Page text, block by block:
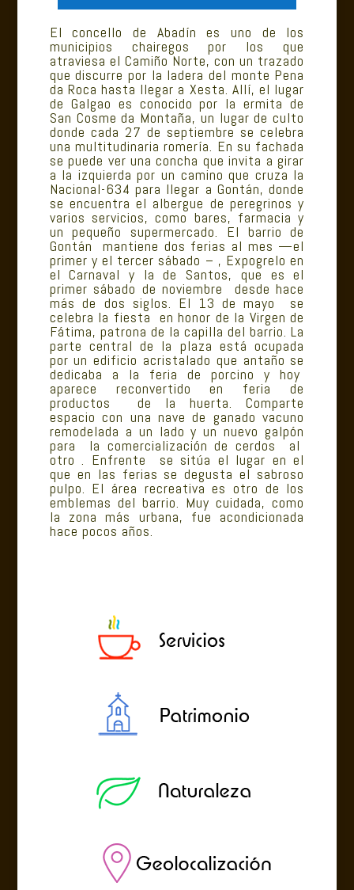
El concello de Abadín es uno de los
municipios chairegos por los que
atraviesa el Camiño Norte, con un trazado
que discurre por la ladera del monte Pena
da Roca hasta llegar a Xesta. Allí, el lugar
de Galgao es conocido por la ermita de
San Cosme da Montaña, un lugar de culto
donde cada 27 de septiembre se celebra
una multitudinaria romería. En su fachada
se puede ver una concha que invita a girar
a la izquierda por un camino que cruza la
Nacional-634 para llegar a Gontán, donde
se encuentra el albergue de peregrinos y
varios servicios, como bares, farmacia y
un pequeño supermercado. El barrio de
Gontán mantiene dos ferias al mes —el
primer y el tercer sábado – , Expogrelo en
el Carnaval y la de Santos, que es el
primer sábado de noviembre desde hace
más de dos siglos. El 13 de mayo se
celebra la fiesta en honor de la Virgen de
Fátima, patrona de la capilla del barrio. La
parte central de la plaza está ocupada
por un edificio acristalado que antaño se
dedicaba a la feria de porcino y hoy
aparece reconvertido en feria de
productos de la huerta. Comparte
espacio con una nave de ganado vacuno
remodelada a un lado y un nuevo galpón
para la comercialización de cerdos al
otro . Enfrente se sitúa el lugar en el
que en las ferias se degusta el sabroso
pulpo. El área recreativa es otro de los
emblemas del barrio. Muy cuidada, como
la zona más urbana, fue acondicionada
hace pocos años.